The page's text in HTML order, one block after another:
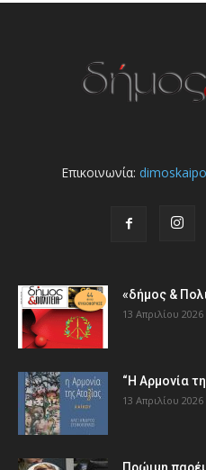
Επικοινωνία:
«δήμος &
13 Απριλίου 2026
“Η Αρμονία
13 Απριλίου 2026